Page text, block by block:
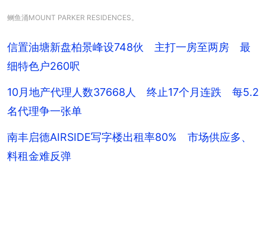
鲗鱼涌MOUNT PARKER RESIDENCES。
信置油塘新盘柏景峰设748伙 主打一房至两房 最
细特色户260呎
10月地产代理人数37668人 终止17个月连跌 每5.2
名代理争一张单
南丰启德AIRSIDE写字楼出租率80% 市场供应多、
料租金难反弹